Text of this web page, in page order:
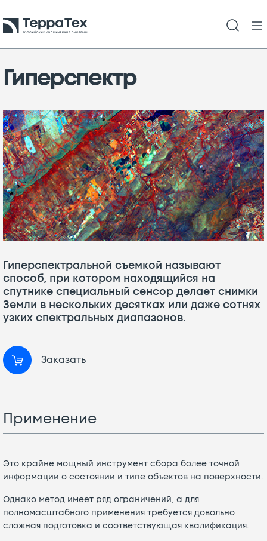
Гиперспектр
Гиперспектральной съемкой называют
способ, при котором находящийся на
спутнике специальный сенсор делает снимки
Земли в нескольких десятках или даже сотнях
узких спектральных диапазонов.
Заказать
Применение
Это крайне мощный инструмент сбора более точной
информации о состоянии и типе объектов на поверхности.
Однако метод имеет ряд ограничений, а для
полномасштабного применения требуется довольно
сложная подготовка и соответствующая квалификация.